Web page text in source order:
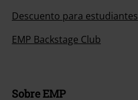
Descuento para estudiantes
EMP Backstage Club
Sobre EMP